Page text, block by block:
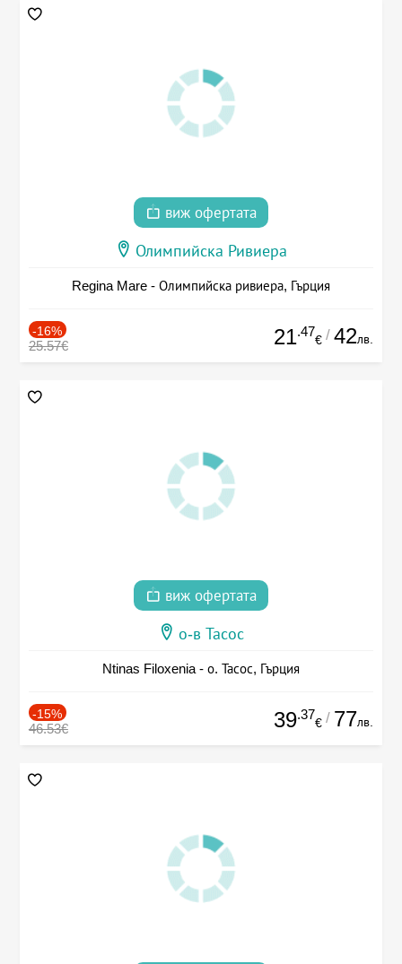
виж офертата
Олимпийска Ривиера
Regina Mare - Олимпийска ривиера, Гърция
-16%
25.57€ 21.47
€ / 42лв.
виж офертата
о-в Тасос
Ntinas Filoxenia - о. Тасос, Гърция
-15%
46.53€ 39.37
€ / 77лв.